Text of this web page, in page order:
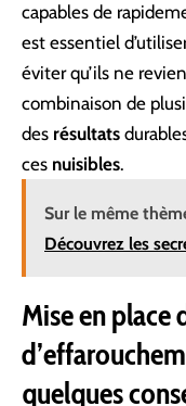
capables de
est essentiel
éviter qu’ils ne
combinaison de
des résultats
ces nuisibles.
Sur le même
Découvrez les
Mise en place
quelques